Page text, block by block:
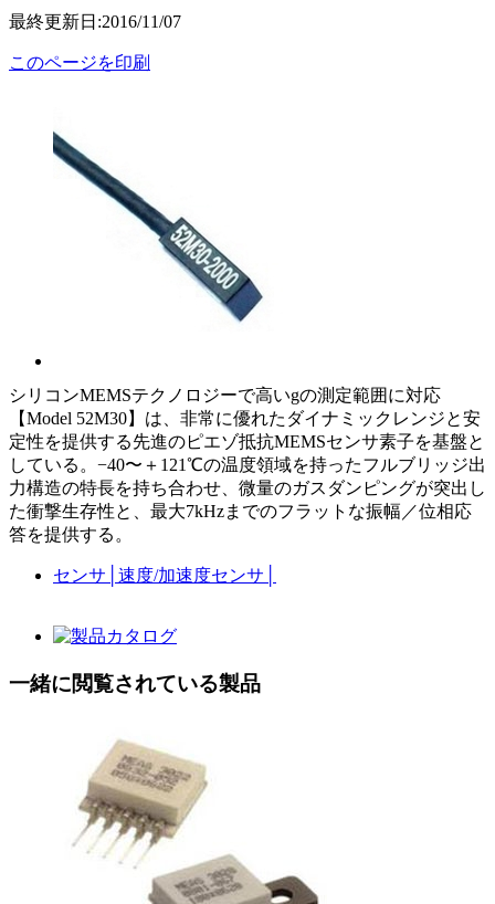
最終更新日:2016/11/07
このページを印刷
シリコンMEMSテクノロジーで高いgの測定範囲に対応
【Model 52M30】は、非常に優れたダイナミックレンジと安
定性を提供する先進のピエゾ抵抗MEMSセンサ素子を基盤と
している。−40〜＋121℃の温度領域を持ったフルブリッジ出
力構造の特長を持ち合わせ、微量のガスダンピングが突出し
た衝撃生存性と、最大7kHzまでのフラットな振幅／位相応
答を提供する。
センサ 速度/加速度センサ
一緒に閲覧されている製品